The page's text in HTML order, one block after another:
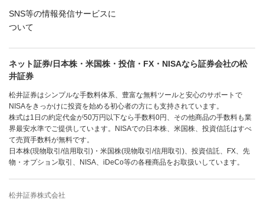
SNS等の情報発信サービスに
ついて
ネット証券/日本株・米国株・投信・FX・NISAなら証券会社の松
井証券
松井証券はシンプルな手数料体系、豊富な無料ツールと安心のサポートで
NISAをきっかけに投資を始める初心者の方にも支持されています。
株式は1日の約定代金が50万円以下なら手数料0円、その他商品の手数料も業
界最安水準でご提供しています。NISAでの日本株、米国株、投資信託はすべ
て売買手数料が無料です。
日本株(現物取引/信用取引)・米国株(現物取引/信用取引)、投資信託、FX、先
物・オプション取引、NISA、iDeCo等の各種商品をお取扱いしています。
松井証券株式会社